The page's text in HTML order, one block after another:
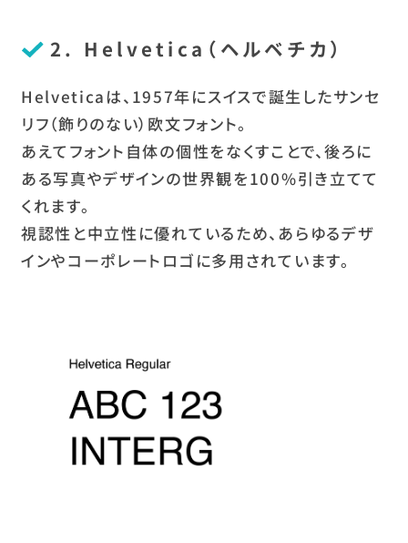
2. Helvetica（ヘルベチカ）
Helveticaは、1957年にスイスで誕生したサンセ
リフ（飾りのない）欧文フォント。
あえてフォント自体の個性をなくすことで、後ろに
ある写真やデザインの世界観を100%引き立てて
くれます。
視認性と中立性に優れているため、あらゆるデザ
インやコーポレートロゴに多用されています。